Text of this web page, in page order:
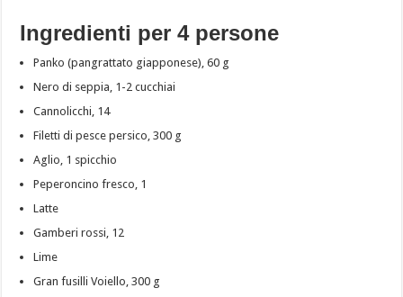
Ingredienti per 4 persone
Panko (pangrattato giapponese), 60 g
Nero di seppia, 1-2 cucchiai
Cannolicchi, 14
Filetti di pesce persico, 300 g
Aglio, 1 spicchio
Peperoncino fresco, 1
Latte
Gamberi rossi, 12
Lime
Gran fusilli Voiello, 300 g